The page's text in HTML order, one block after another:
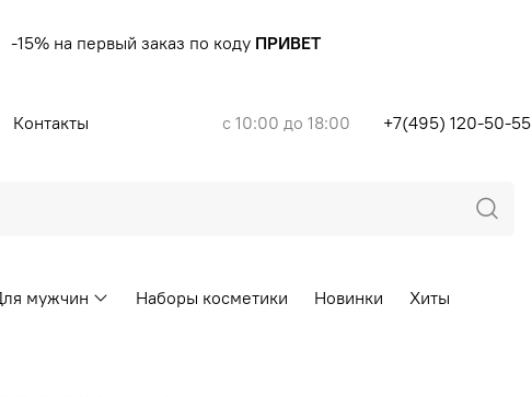
-15% на первый заказ по коду ПРИВЕТ
Контакты с 10:00 до 18:00 +7(495) 120-50-55
мужчин Наборы косметики Новинки Хиты